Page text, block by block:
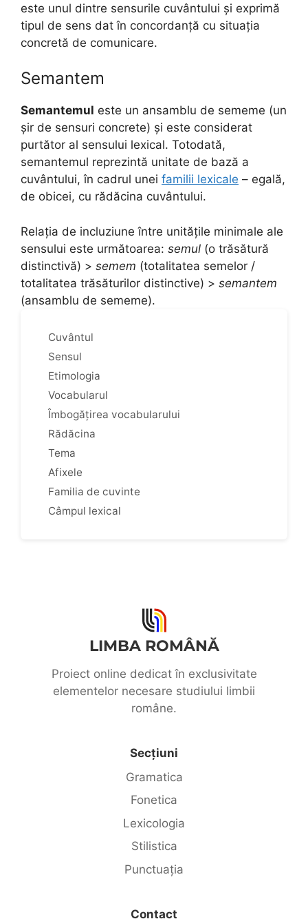
este unul dintre sensurile cuvântului și exprimă
tipul de sens dat în concordanță cu situația
concretă de comunicare.
Semantem
Semantemul este un ansamblu de sememe (un
șir de sensuri concrete) și este considerat
purtător al sensului lexical. Totodată,
semantemul reprezintă unitate de bază a
cuvântului, în cadrul unei familii lexicale – egală,
de obicei, cu rădăcina cuvântului.
Relația de incluziune între unitățile minimale ale
sensului este următoarea: semul (o trăsătură
distinctivă) > semem (totalitatea semelor /
totalitatea trăsăturilor distinctive) > semantem
(ansamblu de sememe).
Cuvântul
Sensul
Etimologia
Vocabularul
Îmbogățirea vocabularului
Rădăcina
Tema
Afixele
Familia de cuvinte
Câmpul lexical
LIMBA ROMÂNĂ
Proiect online dedicat în exclusivitate
elementelor necesare studiului limbii
române.
Secțiuni
Gramatica
Fonetica
Lexicologia
Stilistica
Punctuația
Contact